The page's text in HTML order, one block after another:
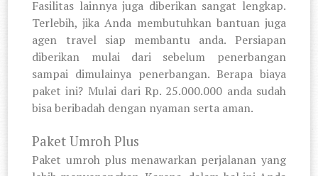
Fasilitas lainnya juga diberikan sangat lengkap.
Terlebih, jika Anda membutuhkan bantuan juga
agen travel siap membantu anda. Persiapan
diberikan mulai dari sebelum penerbangan
sampai dimulainya penerbangan. Berapa biaya
paket ini? Mulai dari Rp. 25.000.000 anda sudah
bisa beribadah dengan nyaman serta aman.
Paket Umroh Plus
Paket umroh plus menawarkan perjalanan yang